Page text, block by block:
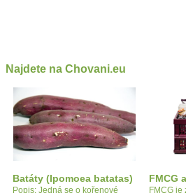
Najdete na Chovani.eu
Batáty (Ipomoea batatas)
Popis: Jedná se o kořenové
FMCG
FMCG je